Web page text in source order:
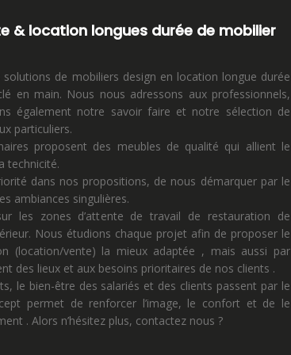
& location longues durée de mobilier
solutions de mobiliers design en location longue durée
en main. Nous nous adressons aux professionnels,
également notre savoir faire et notre sélection de
particuliers.
proposent des meubles de qualité qui allient le
technicité.
dans nos propositions, de nous démarquer par le
ambiances singulières.
les zones d’attente de travail de restauration de
Nous étudions chaque projet afin de proposer le
(location/vente) la mieux adaptée , mais aussi par
des lieux et aux besoins prioritaires de nos clients .
le bien-être des salariés et des clients passent par le
permet de renforcer l’image, le confort et de le
. Alors n’hésitez plus, contactez nous ?